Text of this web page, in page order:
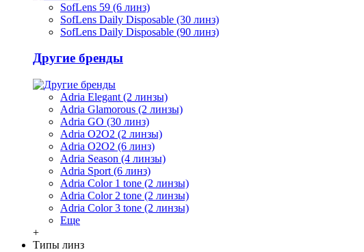
SofLens 59 (6 линз)
SofLens Daily Disposable (30 линз)
SofLens Daily Disposable (90 линз)
Другие бренды
Adria Elegant (2 линзы)
Adria Glamorous (2 линзы)
Adria GO (30 линз)
Adria O2O2 (2 линзы)
Adria O2O2 (6 линз)
Adria Season (4 линзы)
Adria Sport (6 линз)
Adria Сolor 1 tone (2 линзы)
Adria Сolor 2 tone (2 линзы)
Adria Сolor 3 tone (2 линзы)
Еще
+
Типы линз